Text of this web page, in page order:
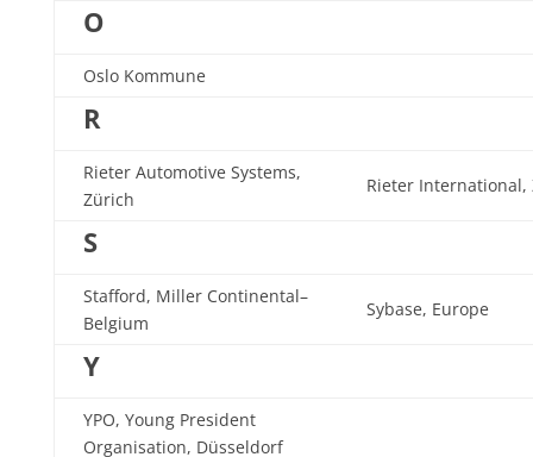
O
Oslo Kommune
R
Rieter Automotive Systems,
Zürich
Rieter International,
S
Stafford, Miller Continental–
Belgium
Sybase, Europe
Y
YPO, Young President
Organisation, Düsseldorf